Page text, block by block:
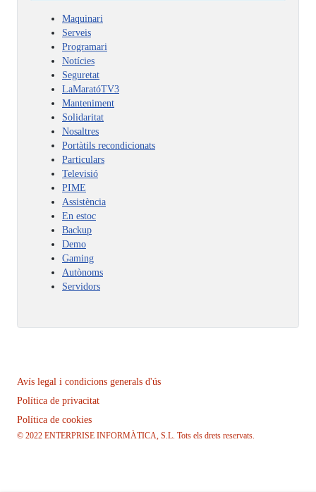
Maquinari
Serveis
Programari
Notícies
Seguretat
LaMaratóTV3
Manteniment
Solidaritat
Nosaltres
Portàtils recondicionats
Particulars
Televisió
PIME
Assistència
En estoc
Backup
Demo
Gaming
Autònoms
Servidors
Avís legal i condicions generals d'ús
Política de privacitat
Política de cookies
© 2022 ENTERPRISE INFORMÀTICA, S.L. Tots els drets reservats.